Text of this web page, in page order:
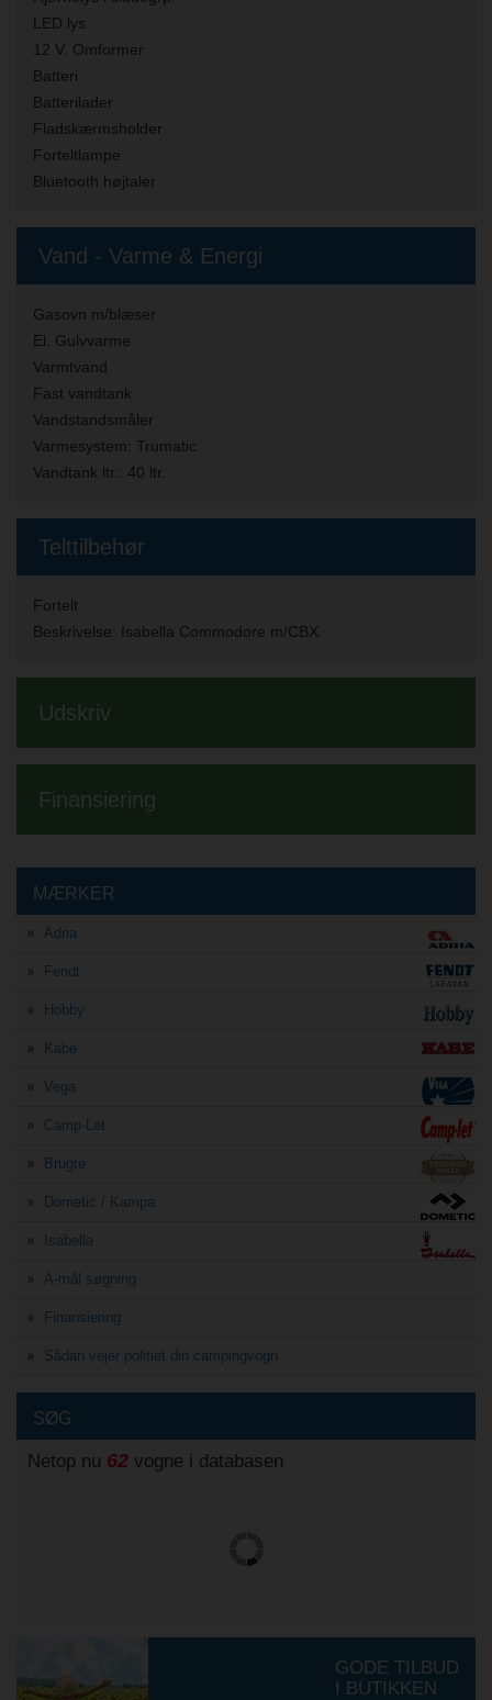
LED lys
12 V. Omformer
Batteri
Batterilader
Fladskærmsholder
Forteltlampe
Bluetooth højtaler
Vand - Varme & Energi
Gasovn m/blæser
El. Gulvvarme
Varmtvand
Fast vandtank
Vandstandsmåler
Varmesystem: Trumatic
Vandtank ltr.: 40 ltr.
Telttilbehør
Fortelt
Beskrivelse:
Isabella Commodore m/CBX
Udskriv
Finansiering
MÆRKER
Adria
Fendt
Hobby
Kabe
Vega
Camp-Let
Brugte
Dometic / Kampa
Isabella
A-mål søgning
Finansiering
Sådan vejer politiet din campingvogn
SØG
Netop nu 62 vogne i databasen
GODE TILBUD
I BUTIKKEN